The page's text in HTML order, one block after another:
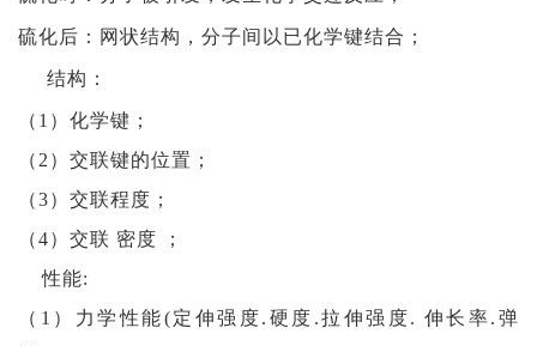
硫化后：网状结构，分子间以已化学键结合；
结构：
（1）化学键；
（2）交联键的位置；
（3）交联程度；
（4）交联 密度 ；
性能:
（1）力学性能(定伸强度.硬度.拉伸强度. 伸长率.弹